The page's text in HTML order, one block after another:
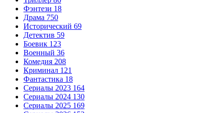
Фэнтези 18
Драма 750
Исторический 69
Детектив 59
Боевик 123
Военный 36
Комедия 208
Криминал 121
Фантастика 18
Сериалы 2023 164
Сериалы 2024 130
Сериалы 2025 169